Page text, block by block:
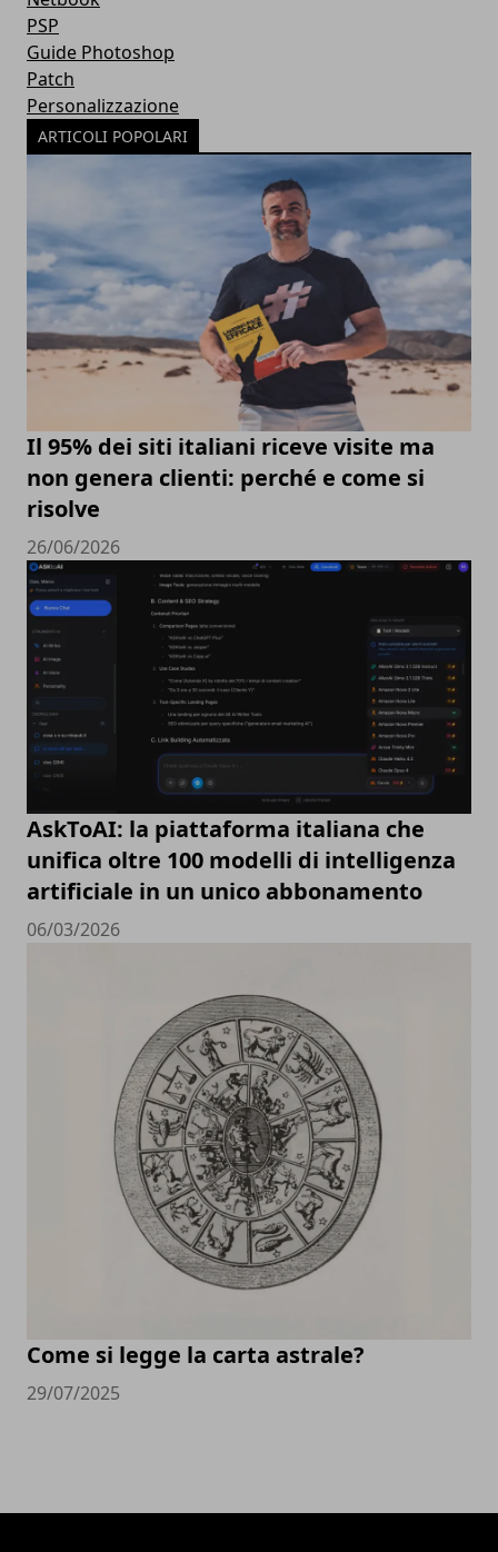
PSP
Guide Photoshop
Patch
Personalizzazione
ARTICOLI POPOLARI
Il 95% dei siti italiani riceve visite ma
non genera clienti: perché e come si
risolve
26/06/2026
AskToAI: la piattaforma italiana che
unifica oltre 100 modelli di intelligenza
artificiale in un unico abbonamento
06/03/2026
Come si legge la carta astrale?
29/07/2025